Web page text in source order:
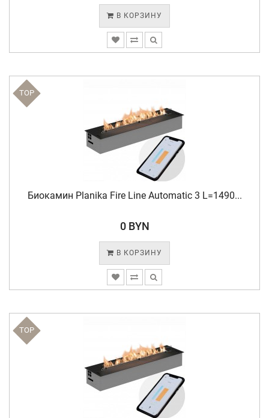
В КОРЗИНУ
TOP
Биокамин Planika Fire Line Automatic 3 L=1490...
0 BYN
В КОРЗИНУ
TOP